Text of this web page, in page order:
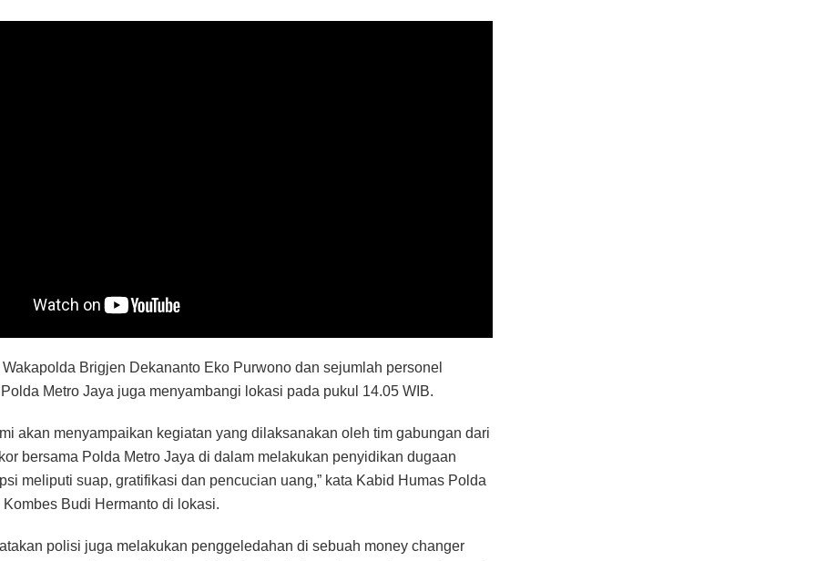
Brigjen Dekananto Eko Purwono dan sejumlah personel
Metro Jaya juga menyambangi lokasi pada pukul 14.05 WIB.
akan menyampaikan kegiatan yang dilaksanakan oleh tim gabungan dari
bersama Polda Metro Jaya di dalam melakukan penyidikan dugaan
meliputi suap, gratifikasi dan pencucian uang,” kata Kabid Humas Polda
Kombes Budi Hermanto di lokasi.
polisi juga melakukan penggeledahan di sebuah money changer